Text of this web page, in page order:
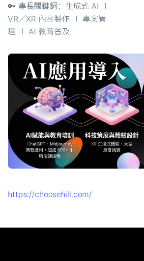
🔑 專長關鍵詞 ：生成式 AI ∣
VR／XR 內容製作 ∣ 專案管
理 ∣ AI 教育普及
https://choosehill.com/